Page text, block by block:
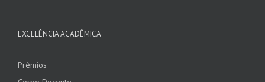
EXCELÊNCIA ACADÊMICA
Prêmios